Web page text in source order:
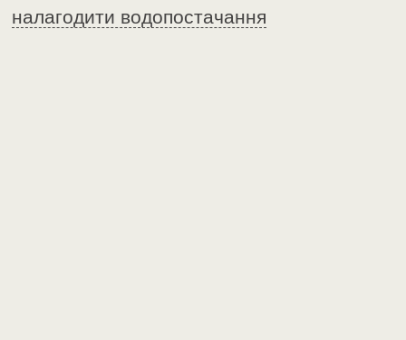
налагодити водопостачання